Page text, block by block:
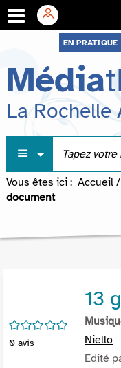
menu
contenu
recherche
EN PRATIQUE
Média
La Rochelle
Vous êtes ici : Accueil /
document
/5
0 avis
13
Niello
Edité